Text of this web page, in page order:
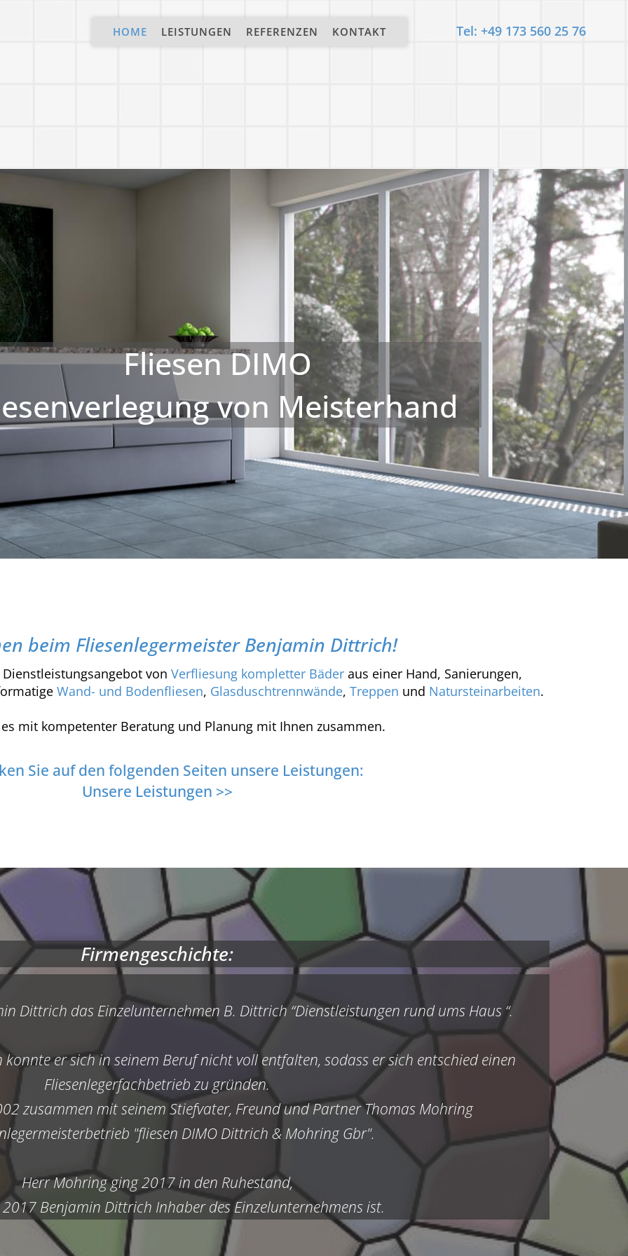
HOME LEISTUNGEN REFERENZEN KONTAKT Tel: +49 173 560 25 76
beim Fliesenlegermeister Benjamin Dittrich!
von Verfliesung kompletter Bäder aus einer Hand, Sanierungen,
Wand- und Bodenfliesen, Glasduschtrennwände, Treppen und Natursteinarbeiten.
mit kompetenter Beratung und Planung mit Ihnen zusammen.
Sie auf den folgenden Seiten unsere Leistungen:
Unsere Leistungen >>
Firmengeschichte:
Dittrich das Einzelunternehmen B. Dittrich “Dienstleistungen rund ums Haus “.
er sich in seinem Beruf nicht voll entfalten, sodass er sich entschied einen
Fliesenlegerfachbetrieb zu gründen.
zusammen mit seinem Stiefvater, Freund und Partner Thomas Mohring
"fliesen DIMO Dittrich & Mohring Gbr".
Herr Mohring ging 2017 in den Ruhestand,
Benjamin Dittrich Inhaber des Einzelunternehmens ist.
Fliesen DIMO
von Meisterhand